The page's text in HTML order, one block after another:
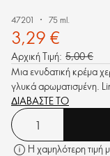
47201 75 ml.
3,29 €
Αρχική Τιμή: 5,00 €
Μια ενυδατική κρέμα
γλυκά αρωματισμένη.
ΔΙΑΒΑΣΤΕ ΤΟ
Η χαμηλότερη τιμή